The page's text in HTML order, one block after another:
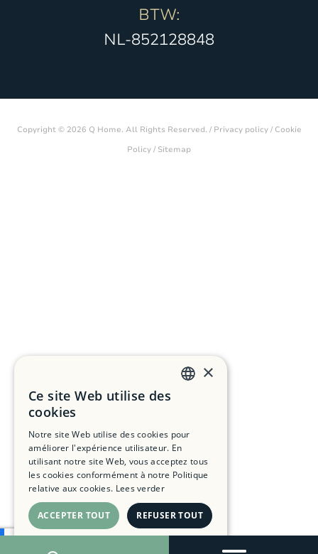
BTW:
NL-852128848
Copyright © 2026 Q Home. All Rights Reserved. / Privacy policy/ Cookie
Policy / Sitemap
×
Ce site Web utilise des
cookies
Notre site Web utilise des cookies pour
améliorer l'expérience utilisateur. En
utilisant notre site Web, vous acceptez tous
les cookies conformément à notre Politique
relative aux cookies. Lees verder
ACCEPTER TOUT REFUSER TOUT